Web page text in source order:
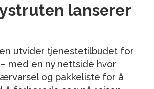
lanserer
utvider tjenestetilbudet for
med en ny nettside hvor
og pakkeliste for å